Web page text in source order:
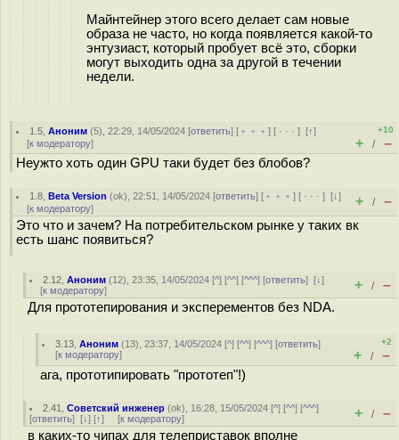
Майнтейнер этого всего делает сам новые
образа не часто, но когда появляется какой-то
энтузиаст, который пробует всё это, сборки
могут выходить одна за другой в течении
недели.
1.5 ,Аноним (5), 22:29, 14/05/2024 [ответить] [ ﹢﹢﹢] [ · · ·][↑]
[к модератору]
+10
+ / –
Неужто хоть один GPU таки будет без блобов?
1.8 ,Beta Version (ok), 22:51, 14/05/2024 [ответить] [ ﹢﹢﹢] [ · · ·][↓]
[к модератору] + / –
Это что и зачем? На потребительском рынке у таких вк
есть шанс появиться?
2.12 ,Аноним (12), 23:35, 14/05/2024 [^] [^^] [^^^] [ответить][↓]
[к модератору] + / –
Для прототепирования и эксперементов без NDA.
3.13 ,Аноним (13), 23:37, 14/05/2024 [^] [^^] [^^^] [ответить]
[к модератору]
+2
+ / –
ага, прототипировать "прототеп"!)
2.41 ,Советский инженер (ok), 16:28, 15/05/2024 [^] [^^] [^^^]
[ответить] [↓] [↑] [к модератору] + / –
в каких-то чипах для телеприставок вполне